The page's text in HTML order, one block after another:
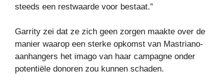
steeds een restwaarde voor bestaat.”
Garrity zei dat ze zich geen zorgen maakte over de
manier waarop een sterke opkomst van Mastriano-
aanhangers het imago van haar campagne onder
potentiële donoren zou kunnen schaden.